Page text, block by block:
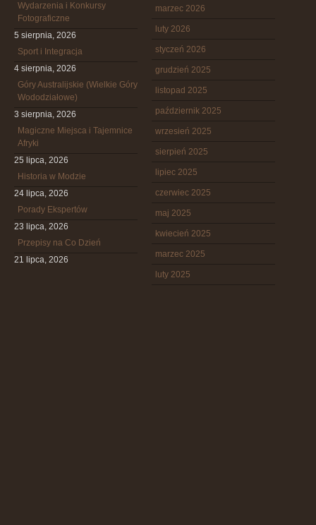
Wydarzenia i Konkursy
Fotograficzne
5 sierpnia, 2026
Sport i Integracja
4 sierpnia, 2026
Góry Australijskie (Wielkie Góry
Wododziałowe)
3 sierpnia, 2026
Magiczne Miejsca i Tajemnice
Afryki
25 lipca, 2026
Historia w Modzie
24 lipca, 2026
Porady Ekspertów
23 lipca, 2026
Przepisy na Co Dzień
21 lipca, 2026
marzec 2026
luty 2026
styczeń 2026
grudzień 2025
listopad 2025
październik 2025
wrzesień 2025
sierpień 2025
lipiec 2025
czerwiec 2025
maj 2025
kwiecień 2025
marzec 2025
luty 2025